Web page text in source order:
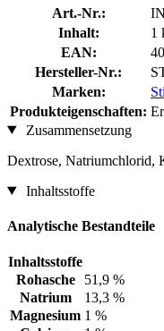
Art.-Nr.:
Inhalt:
1
EAN:
Hersteller-Nr.:
Marken:
Produkteigenschaften:
Zusammensetzung
Dextrose, Natriumchlorid,
Inhaltsstoffe
Analytische Bestandteile
Inhaltsstoffe
Rohasche
51,9 %
Natrium
13,3 %
Magnesium 1 %